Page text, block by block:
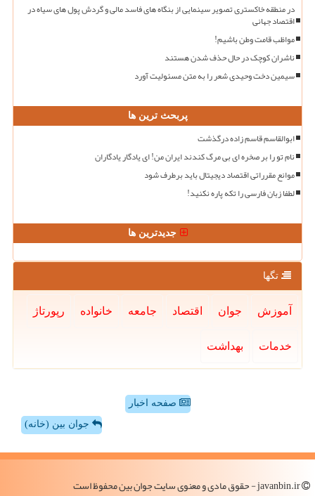
در منطقه خاکستری تصویر سینمایی از بنگاه های فاسد مالی و گردش پول های سیاه در
اقتصاد جهانی
مواظب قامت وطن باشیم!
ناشران کوچک در حال حذف شدن هستند
سیمین دخت وحیدی شعر را به متن مسئولیت آورد
پربحث ترین ها
ابوالقاسم قاسم زاده درگذشت
نام تو را بر صخره ای بی مرگ کندند ایران من! ای یادگار یادگاران
موانع مقرراتی اقتصاد دیجیتال باید برطرف شود
لطفا زبان فارسی را تکه پاره نکنید!
جدیدترین ها
تگها
آموزش جوان اقتصاد جامعه خانواده رپورتاژ
خدمات بهداشت
صفحه اخبار
جوان بین (خانه)